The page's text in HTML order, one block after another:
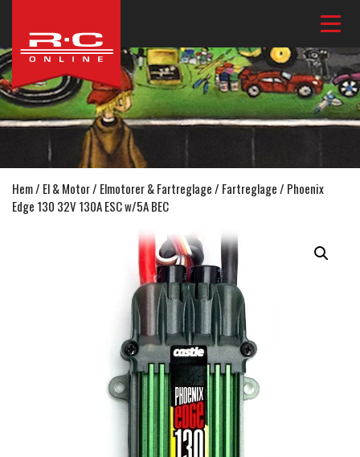
Hem/ El & Motor/ Elmotorer & Fartreglage/ Fartreglage/ Phoenix
Edge 130 32V 130A ESC w/5A BEC